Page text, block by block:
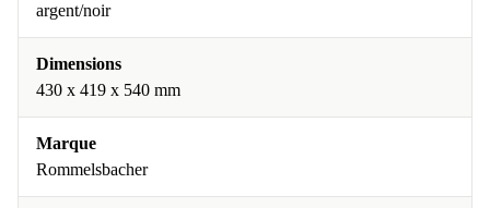
argent/noir
Dimensions
430 x 419 x 540 mm
Marque
Rommelsbacher